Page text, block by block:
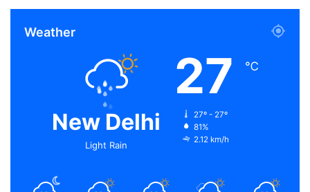
Weather
New Delhi
Light Rain
27 ℃
27º - 27º
81%
2.12 km/h